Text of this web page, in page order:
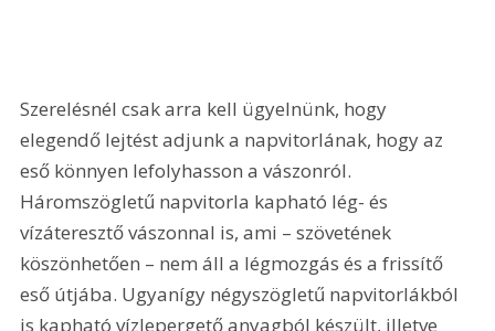
Szerelésnél csak arra kell ügyelnünk, hogy
elegendő lejtést adjunk a napvitorlának, hogy az
eső könnyen lefolyhasson a vászonról.
Háromszögletű napvitorla kapható lég- és
vízáteresztő vászonnal is, ami – szövetének
köszönhetően – nem áll a légmozgás és a frissítő
eső útjába. Ugyanígy négyszögletű napvitorlákból
is kapható vízlepergető anyagból készült, illetve